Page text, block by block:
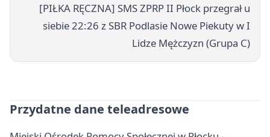
[PIŁKA RĘCZNA] SMS ZPRP II Płock przegrał u
siebie 22:26 z SBR Podlasie Nowe Piekuty w I
Lidze Mężczyzn (Grupa C)
Przydatne dane teleadresowe